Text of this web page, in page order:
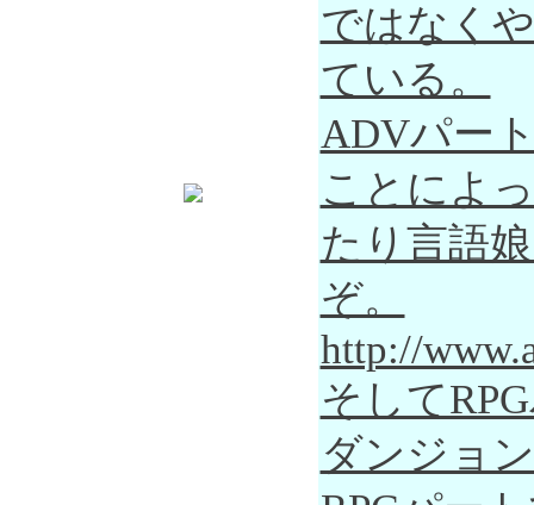
ではなく
ている。
ADVパー
ことによ
たり言語
ぞ。
http://
そして
ダンジョ